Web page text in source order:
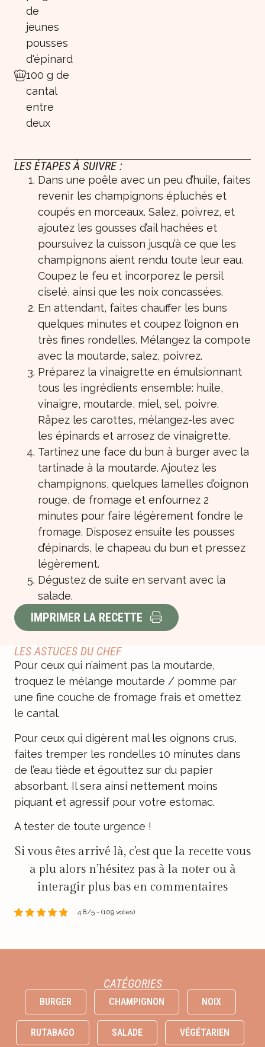
de
jeunes
pousses
d'épinard
100 g de
cantal
entre
deux
LES ÉTAPES À SUIVRE :
Dans une poêle avec un peu d’huile, faites
revenir les champignons épluchés et
coupés en morceaux. Salez, poivrez, et
ajoutez les gousses d’ail hachées et
poursuivez la cuisson jusqu’à ce que les
champignons aient rendu toute leur eau.
Coupez le feu et incorporez le persil
ciselé, ainsi que les noix concassées.
En attendant, faites chauffer les buns
quelques minutes et coupez l’oignon en
très fines rondelles. Mélangez la compote
avec la moutarde, salez, poivrez.
Préparez la vinaigrette en émulsionnant
tous les ingrédients ensemble: huile,
vinaigre, moutarde, miel, sel, poivre.
Râpez les carottes, mélangez-les avec
les épinards et arrosez de vinaigrette.
Tartinez une face du bun à burger avec la
tartinade à la moutarde. Ajoutez les
champignons, quelques lamelles d’oignon
rouge, de fromage et enfournez 2
minutes pour faire légèrement fondre le
fromage. Disposez ensuite les pousses
d’épinards, le chapeau du bun et pressez
légèrement.
Dégustez de suite en servant avec la
salade.
IMPRIMER LA RECETTE
LES ASTUCES DU CHEF
Pour ceux qui n’aiment pas la moutarde,
troquez le mélange moutarde / pomme par
une fine couche de fromage frais et omettez
le cantal.
Pour ceux qui digèrent mal les oignons crus,
faites tremper les rondelles 10 minutes dans
de l’eau tiède et égouttez sur du papier
absorbant. Il sera ainsi nettement moins
piquant et agressif pour votre estomac.
A tester de toute urgence !
Si vous êtes arrivé là, c’est que la recette vous
a plu alors n’hésitez pas à la noter ou à
interagir plus bas en commentaires
4.8/5 - (109 votes)
CATÉGORIES
BURGER CHAMPIGNON NOIX
RUTABAGO SALADE VÉGÉTARIEN